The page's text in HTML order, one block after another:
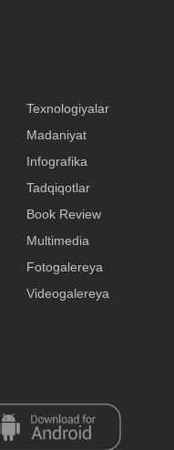
Texnologiyalar
Madaniyat
Infografika
Tadqiqotlar
Book Review
Multimedia
Fotogalereya
Videogalereya